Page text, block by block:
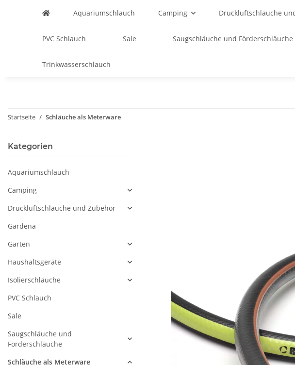
Aquariumschlauch Camping Druckluftschläuche
PVC Schlauch Sale Saugschläuche und Förderschläuche
Trinkwasserschlauch
Startseite Schläuche als Meterware
Kategorien
Aquariumschlauch
Camping
Druckluftschläuche und Zubehör
Gardena
Garten
Haushaltsgeräte
Isolierschläuche
PVC Schlauch
Sale
Saugschläuche und
Förderschläuche
Schläuche als Meterware